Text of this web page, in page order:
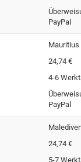
PayPal
Mauritius
24,74 €
4-6
PayPal
24,74 €
5-7